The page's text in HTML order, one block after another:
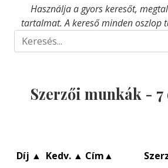
Használja a gyors keresőt,
tartalmat. A kereső minden oszlop
Szerzői munkák - 7
Díj ▲ Kedv. ▲ Cím▲